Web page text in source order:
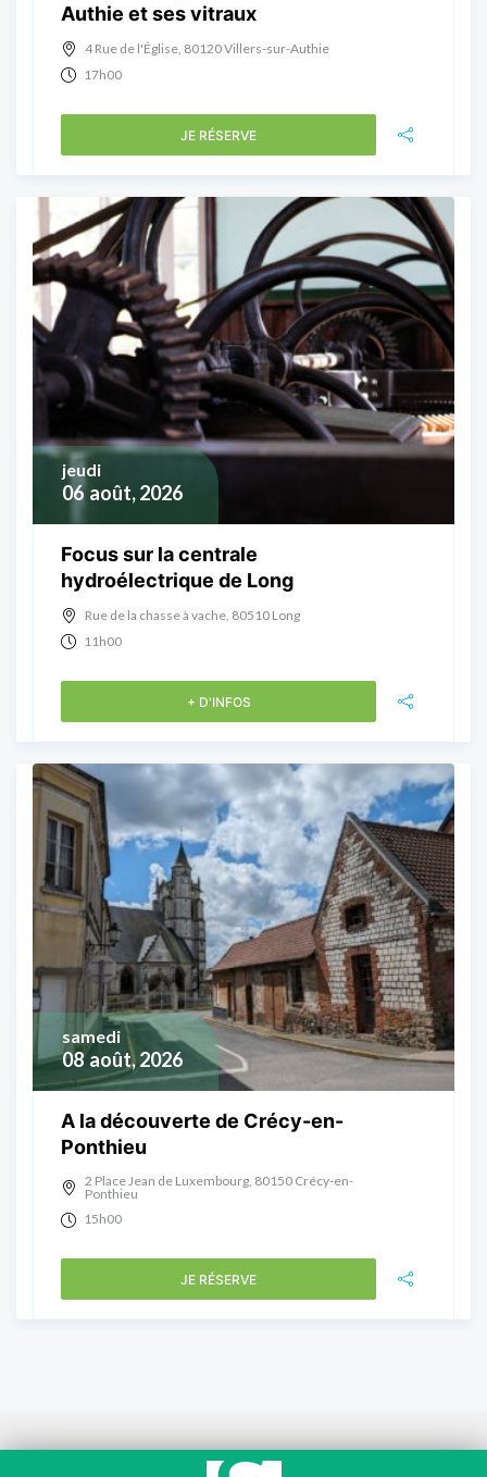
Authie et ses vitraux
4 Rue de l'Église, 80120 Villers-sur-Authie
17h00
JE RÉSERVE
06 août, 2026
jeudi
Focus sur la centrale
hydroélectrique de Long
Rue de la chasse à vache, 80510 Long
11h00
+ D'INFOS
08 août, 2026
samedi
A la découverte de Crécy-en-
Ponthieu
2 Place Jean de Luxembourg, 80150 Crécy-en-
Ponthieu
15h00
JE RÉSERVE